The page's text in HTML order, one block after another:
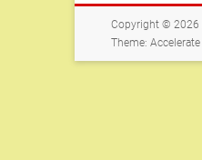
Copyright © 2026
Theme: Accelerate